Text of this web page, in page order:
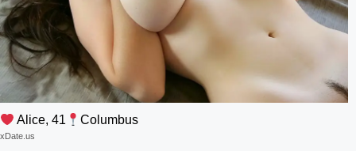
Alice, 41 Columbus
xDate.us